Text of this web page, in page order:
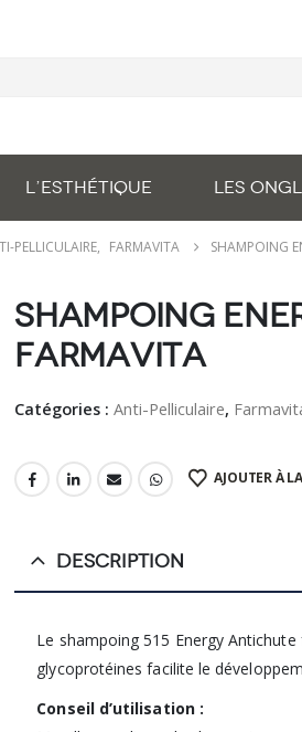
L’ESTHÉTIQUE LES
PELLICULAIRE, FARMAVITA SHAMPOING
Shampoing
Farmavita
Catégories :Anti-Pelliculaire,
AJOUTER À
DESCRIPTION
Le shampoing 515 Energy
glycoprotéines facilite le
Conseil d’utilisation :